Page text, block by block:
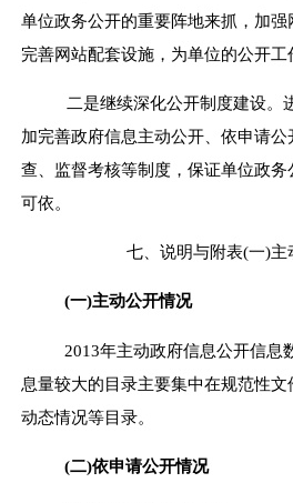
单位政务公开的重要阵地来抓，加
完善网站配套设施，为单位的公开工
二是继续深化公开制度建设。
加完善政府信息主动公开、依申请
查、监督考核等制度，保证单位政务
可依。
七、说明与附表(一)主
(一)主动公开情况
2013年主动政府信息公开信息
息量较大的目录主要集中在规范性
动态情况等目录。
(二)依申请公开情况